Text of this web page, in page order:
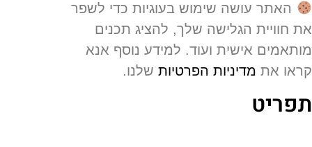
האתר עושה שימוש בעוגיות כדי לשפר
חוויית הגלישה שלך, להציג תכנים
אישית ועוד. למידע נוסף אנא
אתמדיניות הפרטיותשלנו.